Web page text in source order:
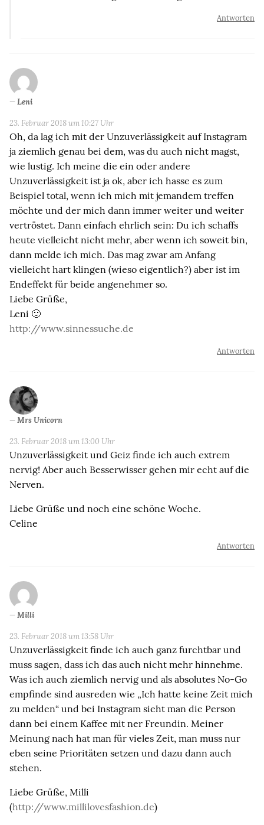
Antworten
Leni
23. Februar 2018 um 10:27 Uhr
Oh, da lag ich mit der Unzuverlässigkeit auf Instagram
ja ziemlich genau bei dem, was du auch nicht magst,
wie lustig. Ich meine die ein oder andere
Unzuverlässigkeit ist ja ok, aber ich hasse es zum
Beispiel total, wenn ich mich mit jemandem treffen
möchte und der mich dann immer weiter und weiter
vertröstet. Dann einfach ehrlich sein: Du ich schaffs
heute vielleicht nicht mehr, aber wenn ich soweit bin,
dann melde ich mich. Das mag zwar am Anfang
vielleicht hart klingen (wieso eigentlich?) aber ist im
Endeffekt für beide angenehmer so.
Liebe Grüße,
Leni 🙂
http://www.sinnessuche.de
Antworten
Mrs Unicorn
23. Februar 2018 um 13:00 Uhr
Unzuverlässigkeit und Geiz finde ich auch extrem
nervig! Aber auch Besserwisser gehen mir echt auf die
Nerven.
Liebe Grüße und noch eine schöne Woche.
Celine
Antworten
Milli
23. Februar 2018 um 13:58 Uhr
Unzuverlässigkeit finde ich auch ganz furchtbar und
muss sagen, dass ich das auch nicht mehr hinnehme.
Was ich auch ziemlich nervig und als absolutes No-Go
empfinde sind ausreden wie „Ich hatte keine Zeit mich
zu melden“ und bei Instagram sieht man die Person
dann bei einem Kaffee mit ner Freundin. Meiner
Meinung nach hat man für vieles Zeit, man muss nur
eben seine Prioritäten setzen und dazu dann auch
stehen.
Liebe Grüße, Milli
(http://www.millilovesfashion.de)